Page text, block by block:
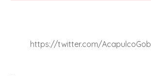
https://twitter.com/AcapulcoGob